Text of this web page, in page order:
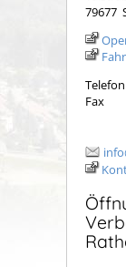
79677
Telefon
Fax